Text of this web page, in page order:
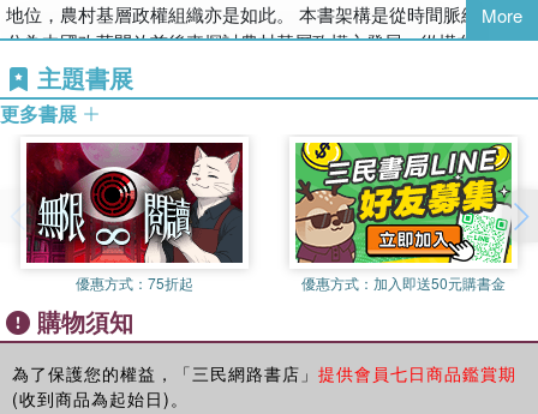
地位，農村基層政權組織亦是如此。 本書架構是從時間脈絡上，
分為中國改革開放前後來探討農村基層政權之發展。從橫向面上，
分為農村經濟職能結構、行政職能結構、文化職能結構來探討，並
透過內生、外生變數間的衝擊→影響→反饋過程，分析跨議題
(政、經、文化)的整合過程。從縱向面上，根據未來學之「多層次
因果分析」（Causal Layered Analysis, CLA），進行全文縱向的
整合歸納與深層的解析，提供讀者全面性的觀察。 本書共有五大
部分：第一，探討農村基層政權的結構及CLA方法。第二，分析中
國改革開放前的農村基層政權結構及政經合一的人民公社制度。第
三，分析1978年中國改革開放後的農村基層政權結構，從經濟職
能、文化職能及行政職能三個面向觀察。第四，分析中國改革開放
後鄉鎮政府行政政權之運作，包括農村政權治理的理論論述、鄉鎮
政府行政政權的運作方式與問題等。第五，分析全球視野下之中國
鄉鎮政權議題、鄉鎮政權對中國農村政經社會的影響，並以未來學
之「多層次因果分析」（Causal Layered Analysis, CLA），針對
More
主題書展
更多書展
優惠方式： 75折起 優惠方式： 加入即送50元購書金
購物須知
為了保護您的權益，「三民網路書店」 提供會員七日商品鑑賞期
(收到商品為起始日)。